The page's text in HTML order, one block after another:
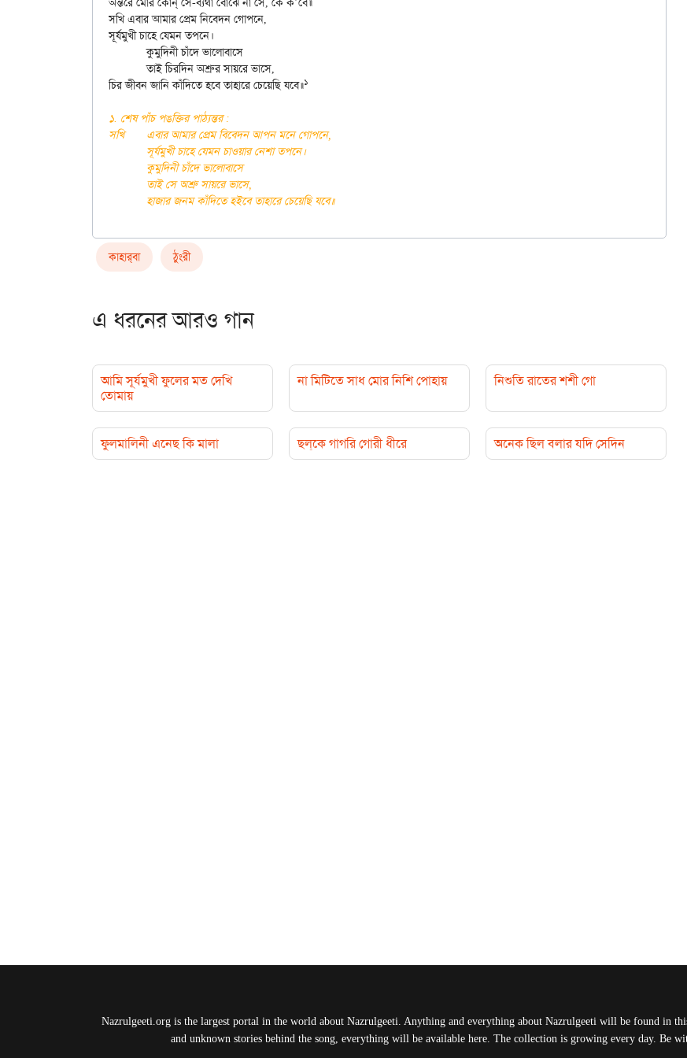
সখি এবার আমার প্রেম নিবেদন গোপনে,
সূর্যমুখী চাহে যেমন তপনে।
	কুমুদিনী চাঁদে ভালোবাসে
	তাই চিরদিন অশ্রুর সায়রে ভাসে,
চির জীবন জানি কাঁদিতে হবে তাহারে চেয়েছি যবে॥১
১. শেষ পাঁচ পঙক্তির পাঠ্যন্তর :
সখি	এবার আমার প্রেম বিবেদন আপন মনে গোপনে,
কাহার্‌বা ঠুংরী
এ ধরনের আরও গান
আমি সূর্যমুখী ফুলের মত দেখি
তোমায়
না মিটিতে সাধ মোর নিশি পোহায় নিশুতি রাতের শশী গো
ফুলমালিনী এনেছ কি মালা ছল্‌কে গাগরি গোরী ধীরে অনেক ছিল বলার যদি সেদিন
Nazrulgeeti.org is the largest portal in the world about Nazrulgeeti. Anything and everything about Nazrulgeeti will be found in
and unknown stories behind the song, everything will be available here. The collection is growing every day. Be